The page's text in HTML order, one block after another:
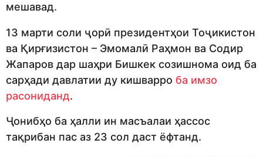
мешавад.
13 марти соли ҷорӣ президентҳои Тоҷикистон
ва Қирғизистон – Эмомалӣ Раҳмон ва Содир
Жапаров дар шаҳри Бишкек созишнома оид ба
сарҳади давлатии ду кишварро ба имзо
расониданд.
Ҷонибҳо ба ҳалли ин масъалаи ҳассос
тақрибан пас аз 23 сол даст ёфтанд.